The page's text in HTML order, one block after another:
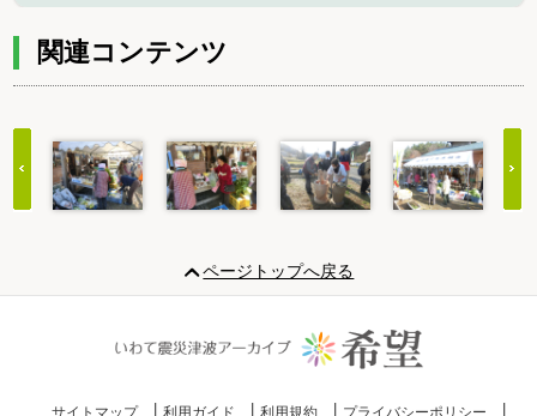
関連コンテンツ
20
ページトップへ戻る
サイトマップ 利用ガイド 利用規約 プライバシーポリシー